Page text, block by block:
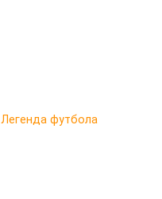
Легенда футбола